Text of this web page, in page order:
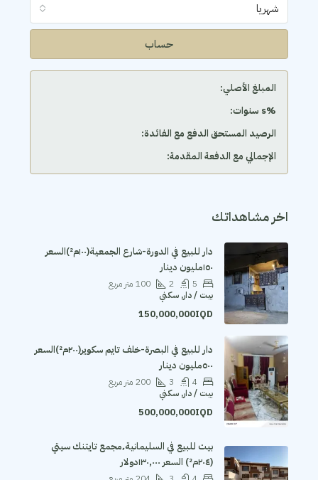
شهريا
حساب
المبلغ الأصلي:
‫%s سنوات:
الرصيد المستحق الدفع مع الفائدة:
الإجمالي مع الدفعة المقدمة:
اخر مشاهداتك
دار للبيع في الدورة-شارع الجمعية(١٠٠م²)السعر
١٥٠مليون دينار
5
2
100 متر مربع
بيت / دار, سكني
150,000,000IQD
دار للبيع في البصرة-خلف تايم سكوير(٢٠٠م²)السعر
٥٠٠مليون دينار
4
3
200 متر مربع
بيت / دار, سكني
500,000,000IQD
بيت للبيع في السليمانية٬مجمع تايتنك سيتي
(٢٠٤م²) السعر ١٣٠٫٠٠٠دولار